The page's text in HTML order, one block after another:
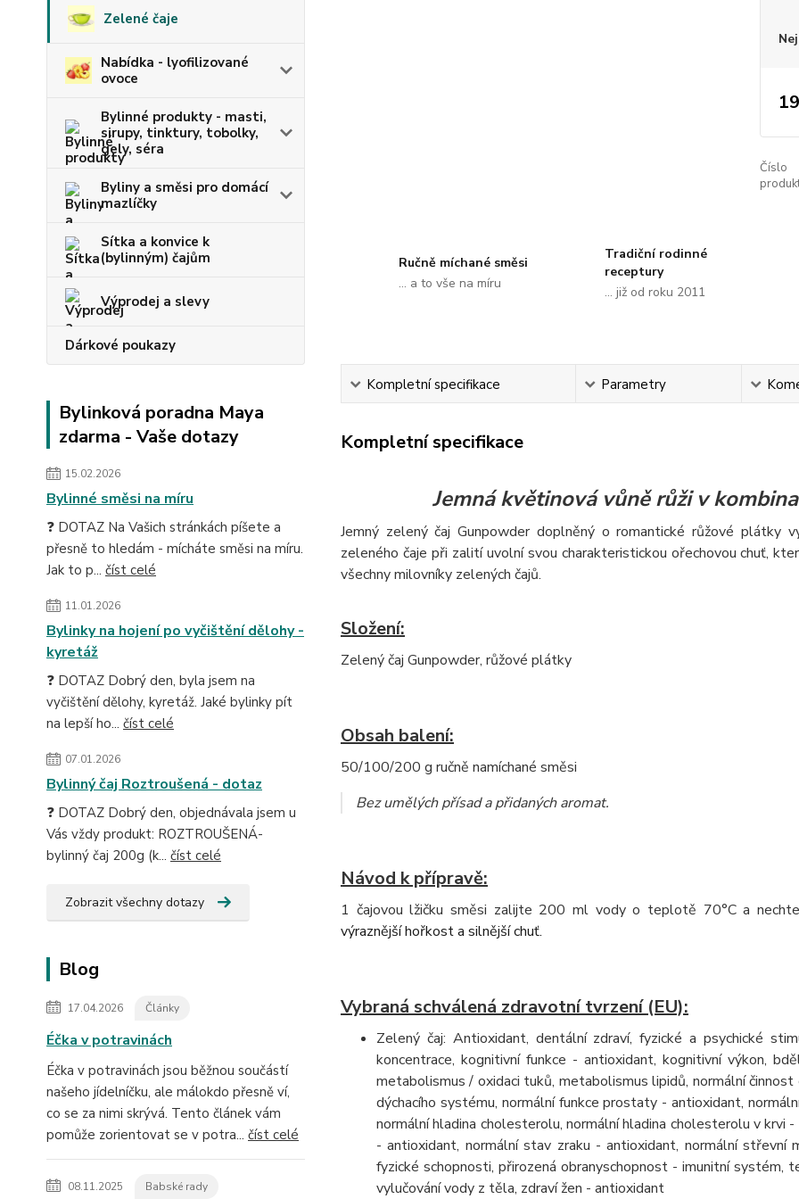
Zelené čaje
Nabídka - lyofilizované
ovoce
Bylinné produkty - masti,
sirupy, tinktury, tobolky,
gely, séra
Byliny a směsi pro domácí
mazlíčky
Sítka a konvice k
(bylinným) čajům
Výprodej a slevy
Dárkové poukazy
Bylinková poradna Maya
zdarma - Vaše dotazy
15.02.2026
Bylinné směsi na míru
❓ DOTAZ Na Vašich stránkách píšete a
přesně to hledám - mícháte směsi na míru.
Jak to p... číst celé
11.01.2026
Bylinky na hojení po vyčištění dělohy -
kyretáž
❓ DOTAZ Dobrý den, byla jsem na
vyčištění dělohy, kyretáž. Jaké bylinky pít
na lepší ho... číst celé
07.01.2026
Bylinný čaj Roztroušená - dotaz
❓ DOTAZ Dobrý den, objednávala jsem u
Vás vždy produkt: ROZTROUŠENÁ-
bylinný čaj 200g (k... číst celé
Zobrazit všechny dotazy
Blog
17.04.2026 Články
Éčka v potravinách
Éčka v potravinách jsou běžnou součástí
našeho jídelníčku, ale málokdo přesně ví,
co se za nimi skrývá. Tento článek vám
pomůže zorientovat se v potra... číst celé
08.11.2025 Babské rady
Číslo
Ručně míchané směsi
... a to vše na míru
Tradiční rodinné
receptury
... již od roku 2011
Kompletní specifikace Parametry
Kompletní specifikace
Jemná květinová vůně růži v
Jemný zelený čaj Gunpowder doplněný o romantické růžové plátky
zeleného čaje při zalití uvolní svou charakteristickou ořechovou chuť,
všechny milovníky zelených čajů.
Složení:
Zelený čaj Gunpowder, růžové plátky
Obsah balení:
50/100/200 g ručně namíchané směsi
Bez umělých přísad a přidaných aromat.
Návod k přípravě:
1 čajovou lžičku směsi zalijte 200 ml vody o teplotě 70°C a
výraznější hořkost a silnější chuť.
Vybraná schválená zdravotní tvrzení (EU):
Zelený čaj: Antioxidant, dentální zdraví, fyzické a psychické
koncentrace, kognitivní funkce - antioxidant, kognitivní výkon,
metabolismus / oxidaci tuků, metabolismus lipidů, normální
dýchacího systému, normální funkce prostaty - antioxidant,
normální hladina cholesterolu, normální hladina cholesterolu v krvi
- antioxidant, normální stav zraku - antioxidant, normální
fyzické schopnosti, přirozená obranyschopnost - imunitní
vylučování vody z těla, zdraví žen - antioxidant